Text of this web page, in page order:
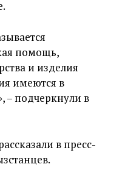
помощь,
и изделия
имеются в
– подчеркнули в
в пресс-